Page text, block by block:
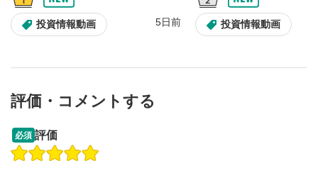
投資情報動画 5日前 投資情報動画
操作説明動画
評価・コメントする
必須 評価